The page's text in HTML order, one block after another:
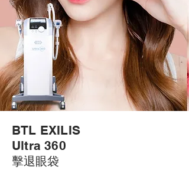
BTL EXILIS
Ultra 360
​擊退眼袋